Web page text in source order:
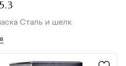
Сталь и шелк